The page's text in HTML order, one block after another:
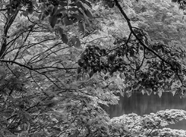
へ
ス
キ
ッ
プ